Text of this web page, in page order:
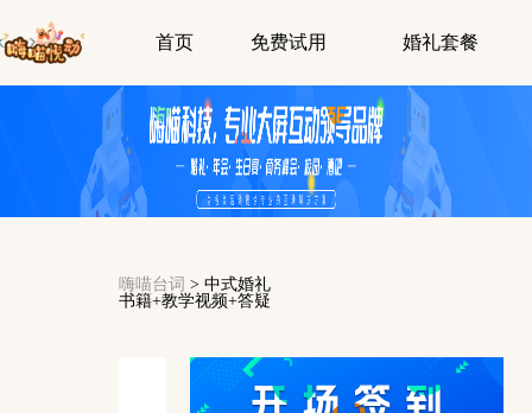
首页 免费试用 婚礼套餐
嗨喵台词 > 中式婚礼
书籍+教学视频+答疑